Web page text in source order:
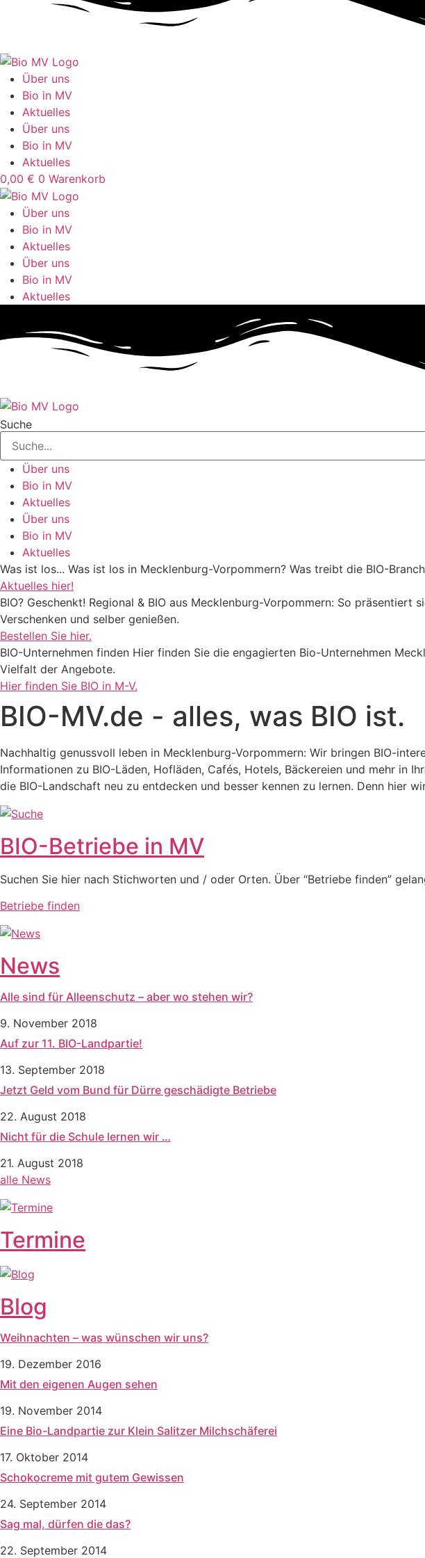
Über uns
Bio in MV
Aktuelles
Über uns
Bio in MV
Aktuelles
0,00 € 0 Warenkorb
Über uns
Bio in MV
Aktuelles
Über uns
Bio in MV
Aktuelles
Suche
Über uns
Bio in MV
Aktuelles
Über uns
Bio in MV
Aktuelles
Was ist los... Was ist los in Mecklenburg-Vorpommern? Was treibt die BIO-
Aktuelles hier!
BIO? Geschenkt! Regional & BIO aus Mecklenburg-Vorpommern: So
Verschenken und selber genießen.
Bestellen Sie hier.
BIO-Unternehmen finden Hier finden Sie die engagierten Bio-Unternehmen
Vielfalt der Angebote.
Hier finden Sie BIO in M-V.
BIO-MV.de - alles, was BIO ist.
Nachhaltig genussvoll leben in Mecklenburg-Vorpommern: Wir bringen BIO-
Informationen zu BIO-Läden, Hofläden, Cafés, Hotels, Bäckereien und mehr in
die BIO-Landschaft neu zu entdecken und besser kennen zu lernen. Denn hier
BIO-Betriebe in MV
Suchen Sie hier nach Stichworten und / oder Orten. Über “Betriebe finden”
Betriebe finden
News
Alle sind für Alleenschutz – aber wo stehen wir?
9. November 2018
Auf zur 11. BIO-Landpartie!
13. September 2018
Jetzt Geld vom Bund für Dürre geschädigte Betriebe
22. August 2018
Nicht für die Schule lernen wir …
21. August 2018
alle News
Termine
Blog
Weihnachten – was wünschen wir uns?
19. Dezember 2016
Mit den eigenen Augen sehen
19. November 2014
Eine Bio-Landpartie zur Klein Salitzer Milchschäferei
17. Oktober 2014
Schokocreme mit gutem Gewissen
24. September 2014
Sag mal, dürfen die das?
22. September 2014